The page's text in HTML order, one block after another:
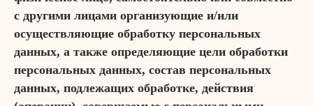
с другими лицами организующие и/или
осуществляющие обработку персональных
данных, а также определяющие цели обработки
персональных данных, состав персональных
данных, подлежащих обработке, действия